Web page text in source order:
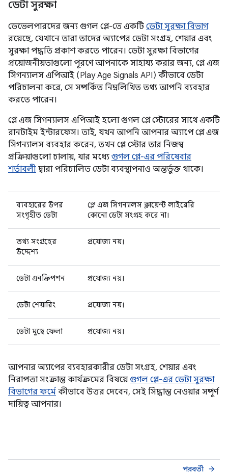
ডেটা সুরক্ষা
ডেভেলপারদের জন্য গুগল প্লে-তে একটি ডেটা সুরক্ষা বিভাগ
রয়েছে, যেখানে তারা তাদের অ্যাপের ডেটা সংগ্রহ, শেয়ার এবং
সুরক্ষা পদ্ধতি প্রকাশ করতে পারেন। ডেটা সুরক্ষা বিভাগের
প্রয়োজনীয়তাগুলো পূরণে আপনাকে সাহায্য করার জন্য, প্লে এজ
সিগন্যালস এপিআই (Play Age Signals API) কীভাবে ডেটা
পরিচালনা করে, সে সম্পর্কিত নিম্নলিখিত তথ্য আপনি ব্যবহার
করতে পারেন।
প্লে এজ সিগন্যালস এপিআই হলো গুগল প্লে স্টোরের সাথে একটি
রানটাইম ইন্টারফেস। তাই, যখন আপনি আপনার অ্যাপে প্লে এজ
সিগন্যালস ব্যবহার করেন, তখন প্লে স্টোর তার নিজস্ব
প্রক্রিয়াগুলো চালায়, যার মধ্যে গুগল প্লে-এর পরিষেবার
শর্তাবলী দ্বারা পরিচালিত ডেটা ব্যবস্থাপনাও অন্তর্ভুক্ত থাকে।
ব্যবহারের উপর
সংগৃহীত ডেটা
প্লে এজ সিগন্যালস ক্লায়েন্ট লাইব্রেরি
কোনো ডেটা সংগ্রহ করে না।
তথ্য সংগ্রহের
উদ্দেশ্য
প্রযোজ্য নয়।
ডেটা এনক্রিপশন প্রযোজ্য নয়।
ডেটা শেয়ারিং প্রযোজ্য নয়।
ডেটা মুছে ফেলা প্রযোজ্য নয়।
আপনার অ্যাপের ব্যবহারকারীর ডেটা সংগ্রহ, শেয়ার এবং
নিরাপত্তা সংক্রান্ত কার্যক্রমের বিষয়ে গুগল প্লে-এর ডেটা সুরক্ষা
বিভাগের ফর্মে কীভাবে উত্তর দেবেন, সেই সিদ্ধান্ত নেওয়ার সম্পূর্ণ
দায়িত্ব আপনার।
পরবর্তী arrow_forward